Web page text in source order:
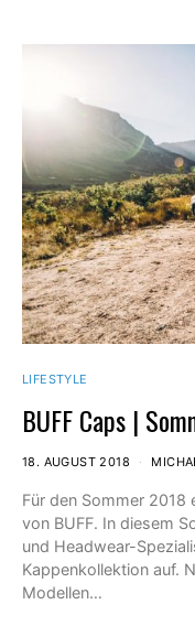
LIFESTYLE
BUFF Caps |
18. AUGUST 2018
Für den Sommer 2018
von BUFF. In diesem
und Headwear-
Kappenkollektion auf.
Modellen…